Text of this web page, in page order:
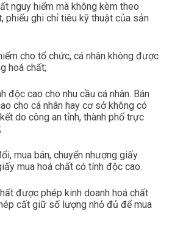
nguy hiểm mà không kèm theo
phiếu ghi chỉ tiêu kỹ thuật của sản
cho tổ chức, cá nhân không được
hoá chất;
độc cao cho nhu cầu cá nhân. Bán
cho cá nhân hay cơ sở không có
do công an tỉnh, thành phố trực
mua bán, chuyển nhượng giấy
mua hoá chất có tính độc cao.
được phép kinh doanh hoá chất
cất giữ số lượng nhỏ đủ để mua